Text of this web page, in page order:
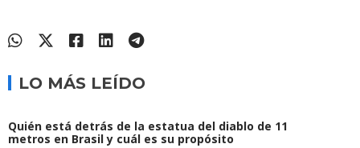
LO MÁS LEÍDO
Quién está detrás de la estatua del diablo de 11
metros en Brasil y cuál es su propósito